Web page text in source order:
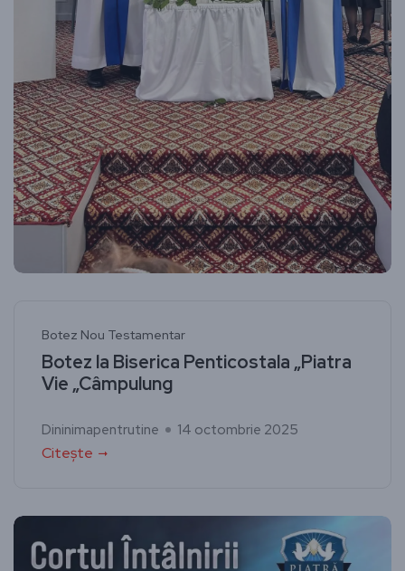
Botez Nou Testamentar
Botez la Biserica Penticostala „Piatra
Vie „Câmpulung
Dininimapentrutine 14 octombrie 2025
Citește